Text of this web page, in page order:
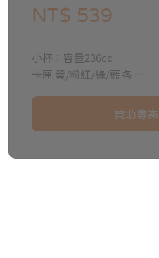
NT$ 539
小杯：容量236cc
卡匣 黃/粉紅/綠/藍 各一
贊助專案